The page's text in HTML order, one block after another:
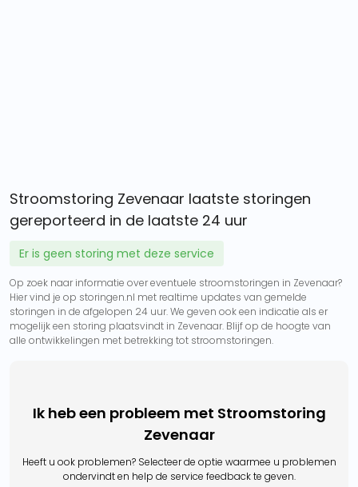
Stroomstoring Zevenaar laatste storingen
gereporteerd in de laatste 24 uur
Er is geen storing met deze service
Op zoek naar informatie over eventuele stroomstoringen in Zevenaar?
Hier vind je op storingen.nl met realtime updates van gemelde
storingen in de afgelopen 24 uur. We geven ook een indicatie als er
mogelijk een storing plaatsvindt in Zevenaar. Blijf op de hoogte van
alle ontwikkelingen met betrekking tot stroomstoringen.
Ik heb een probleem met Stroomstoring
Zevenaar
Heeft u ook problemen? Selecteer de optie waarmee u problemen
ondervindt en help de service feedback te geven.